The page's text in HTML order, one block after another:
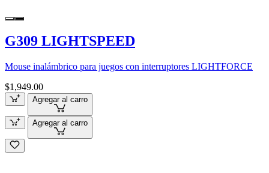
G309 LIGHTSPEED
Mouse inalámbrico para juegos con interruptores LIGHTFORCE
$1,949.00
Agregar al carro
Agregar al carro